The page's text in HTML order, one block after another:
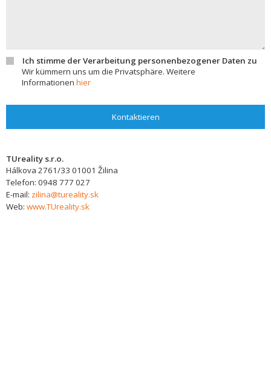
Ich stimme der Verarbeitung personenbezogener Daten zu
Wir kümmern uns um die Privatsphäre. Weitere
Informationen hier
Kontaktieren
TUreality s.r.o.
Hálkova 2761/33 01001 Žilina
Telefon: 0948 777 027
E-mail: zilina@tureality.sk
Web: www.TUreality.sk